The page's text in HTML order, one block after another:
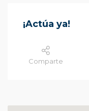
¡Actúa ya!
Comparte